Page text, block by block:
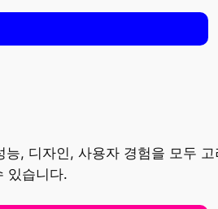
, 디자인, 사용자 경험을 모두 고
있습니다.